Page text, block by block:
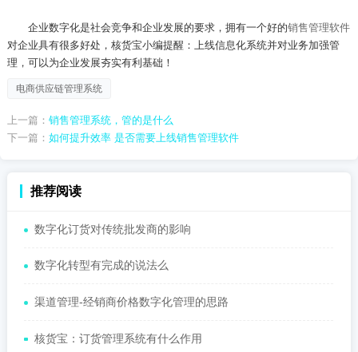
企业数字化是社会竞争和企业发展的要求，拥有一个好的销售管理软件
对企业具有很多好处，核货宝小编提醒：上线信息化系统并对业务加强管
理，可以为企业发展夯实有利基础！
电商供应链管理系统
上一篇： 销售管理系统，管的是什么
下一篇： 如何提升效率 是否需要上线销售管理软件
推荐阅读
数字化订货对传统批发商的影响
数字化转型有完成的说法么
渠道管理-经销商价格数字化管理的思路
核货宝：订货管理系统有什么作用